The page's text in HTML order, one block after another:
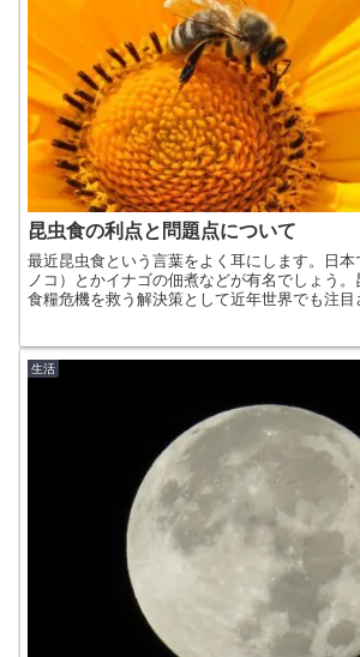
昆虫食の利点と問題点について
最近昆虫食という言葉をよく耳にします。日
ノコ）とかイナゴの佃煮などが有名でしょう。
食糧危機を救う解決策として近年世界でも注目
生活